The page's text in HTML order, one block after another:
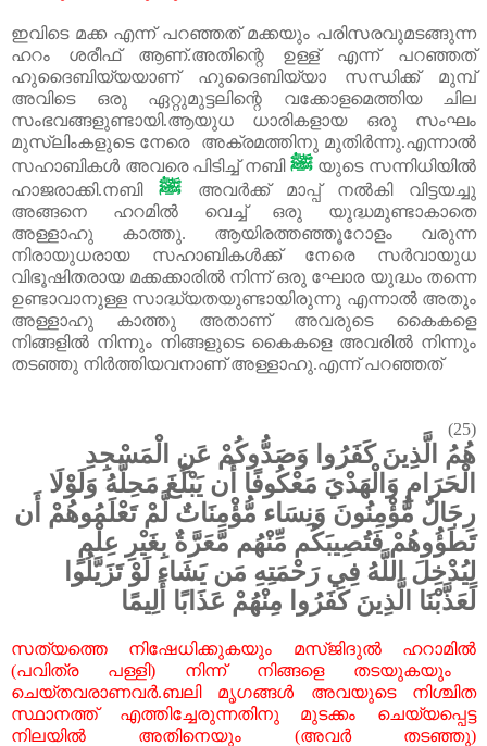
ഇവിടെ മക്ക എന്ന് പറഞ്ഞത് മക്കയും പരിസരവുമടങ്ങുന്ന
ഹറം
ശരീഫ് ആണ്.അതിന്റെ ഉള്ള് എന്ന്
പറഞ്ഞത്
ഹുദൈബിയ്യയാണ്
ഹുദൈബിയ്യാ സന്ധിക്ക്
മുമ്പ്
അവിടെ
ഒരു ഏറ്റുമുട്ടലിന്റെ വക്കോളമെത്തിയ
ചില
സംഭവങ്ങളുണ്ടായി.ആയുധ ധാരികളായ ഒരു
സംഘം
മുസ്ലിംകളുടെ നേരെ അക്രമത്തിനു മുതിർന്നു.എന്നാൽ
സഹാബികൾ അവരെ പിടിച്ച് നബി ﷺ യുടെ സന്നിധിയിൽ
ഹാജരാക്കി.നബി ﷺ അവർക്ക് മാപ്പ് നൽകി
വിട്ടയച്ചു
അങ്ങനെ
ഹറമിൽ വെച്ച് ഒരു
യുദ്ധമുണ്ടാകാതെ
അള്ളാഹു
കാത്തു. ആയിരത്തഞ്ഞൂറോളം
വരുന്ന
നിരായുധരായ
സഹാബികൾക്ക് നേരെ
സർവായുധ
വിഭൂഷിതരായ മക്കക്കാരിൽ നിന്ന് ഒരു ഘോര യുദ്ധം തന്നെ
ഉണ്ടാവാനുള്ള സാദ്ധ്യതയുണ്ടായിരുന്നു എന്നാൽ അതും
അള്ളാഹു
കാത്തു അതാണ് അവരുടെ
കൈകളെ
നിങ്ങളിൽ നിന്നും നിങ്ങളുടെ കൈകളെ അവരിൽ നിന്നും
തടഞ്ഞു നിർത്തിയവനാണ് അള്ളാഹു.എന്ന് പറഞ്ഞത്
(25)
هُمُ الَّذِينَ كَفَرُوا وَصَدُّوكُمْ عَنِ الْمَسْجِدِ
الْحَرَامِ وَالْهَدْيَ مَعْكُوفًا أَن يَبْلُغَ مَحِلَّهُ وَلَوْلَا
رِجَالٌ مُّؤْمِنُونَ وَنِسَاء مُّؤْمِنَاتٌ لَّمْ تَعْلَمُوهُمْ أَن
تَطَؤُوهُمْ فَتُصِيبَكُم مِّنْهُم مَّعَرَّةٌ بِغَيْرِ عِلْمٍ
لِيُدْخِلَ اللَّهُ فِي رَحْمَتِهِ مَن يَشَاء لَوْ تَزَيَّلُوا
لَعَذَّبْنَا الَّذِينَ كَفَرُوا مِنْهُمْ عَذَابًا أَلِيمًا
സത്യത്തെ നിഷേധിക്കുകയും മസ്ജിദുൽ
ഹറാമിൽ
(പവിത്ര പള്ളി) നിന്ന് നിങ്ങളെ
തടയുകയും
ചെയ്തവരാണവർ.ബലി മൃഗങ്ങൾ അവയുടെ
നിശ്ചിത
സ്ഥാനത്ത്
എത്തിച്ചേരുന്നതിനു മുടക്കം
ചെയ്യപ്പെട്ട
നിലയിൽ
അതിനെയും (അവർ തടഞ്ഞു)